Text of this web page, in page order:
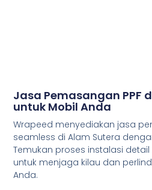
Jasa Pemasangan PPF
untuk Mobil Anda
Wrapeed menyediakan jasa
seamless di Alam Sutera
Temukan proses instalasi
untuk menjaga kilau dan
Anda.